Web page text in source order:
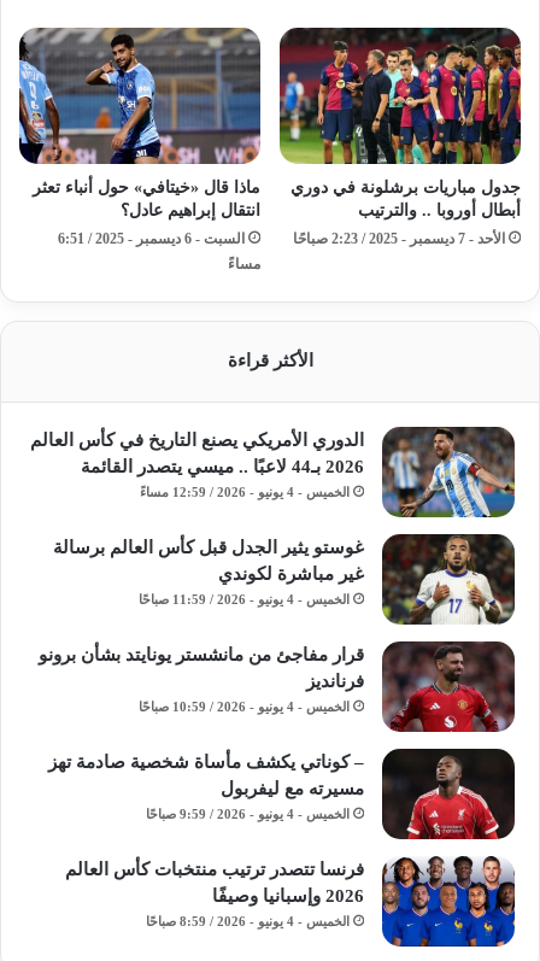
جدول مباريات برشلونة في دوري
أبطال أوروبا .. والترتيب
الأحد - 7 ديسمبر - 2025 / 2:23 صباحًا
ماذا قال «خيتافي» حول أنباء تعثر
انتقال إبراهيم عادل؟
السبت - 6 ديسمبر - 2025 / 6:51
مساءً
الأكثر قراءة
الدوري الأمريكي يصنع التاريخ في كأس العالم
2026 بـ44 لاعبًا .. ميسي يتصدر القائمة
الخميس - 4 يونيو - 2026 / 12:59 مساءً
غوستو يثير الجدل قبل كأس العالم برسالة
غير مباشرة لكوندي
الخميس - 4 يونيو - 2026 / 11:59 صباحًا
قرار مفاجئ من مانشستر يونايتد بشأن برونو
فرنانديز
الخميس - 4 يونيو - 2026 / 10:59 صباحًا
– كوناتي يكشف مأساة شخصية صادمة تهز
مسيرته مع ليفربول
الخميس - 4 يونيو - 2026 / 9:59 صباحًا
فرنسا تتصدر ترتيب منتخبات كأس العالم
2026 وإسبانيا وصيفًا
الخميس - 4 يونيو - 2026 / 8:59 صباحًا